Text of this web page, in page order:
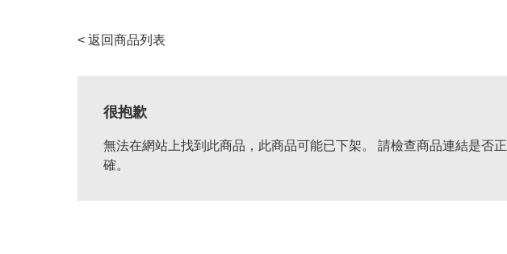
< 返回商品列表
很抱歉
無法在網站上找到此商品，此商品可能已下架。 請檢查商品連結是否正
確。